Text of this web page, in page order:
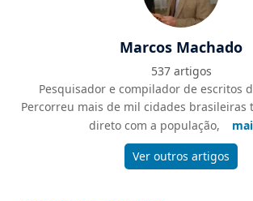
Marcos Machado
537 artigos
Pesquisador e compilador de escritos
Percorreu mais de mil cidades brasileiras
direto com a população,
Ver outros artigos